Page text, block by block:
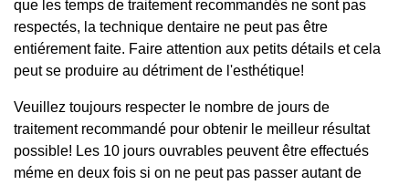
que les temps de traitement recommandés ne sont pas
respectés, la technique dentaire ne peut pas être
entiérement faite. Faire attention aux petits détails et cela
peut se produire au détriment de l'esthétique!
Veuillez toujours respecter le nombre de jours de
traitement recommandé pour obtenir le meilleur résultat
possible! Les 10 jours ouvrables peuvent être effectués
méme en deux fois si on ne peut pas passer autant de